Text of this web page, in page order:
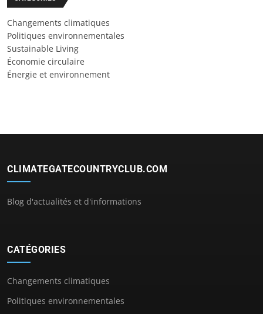
Changements climatiques
Politiques environnementales
Sustainable Living
Économie circulaire
Énergie et environnement
CLIMATEGATECOUNTRYCLUB.COM
Blog d'actualités et d'informations
CATÉGORIES
Changements climatiques
Politiques environnementales